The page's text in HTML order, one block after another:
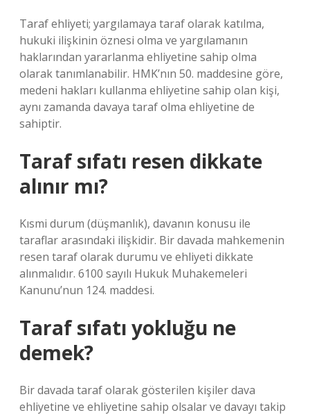
Taraf ehliyeti; yargılamaya taraf olarak katılma,
hukuki ilişkinin öznesi olma ve yargılamanın
haklarından yararlanma ehliyetine sahip olma
olarak tanımlanabilir. HMK’nın 50. maddesine göre,
medeni hakları kullanma ehliyetine sahip olan kişi,
aynı zamanda davaya taraf olma ehliyetine de
sahiptir.
Taraf sıfatı resen dikkate
alınır mı?
Kısmi durum (düşmanlık), davanın konusu ile
taraflar arasındaki ilişkidir. Bir davada mahkemenin
resen taraf olarak durumu ve ehliyeti dikkate
alınmalıdır. 6100 sayılı Hukuk Muhakemeleri
Kanunu’nun 124. maddesi.
Taraf sıfatı yokluğu ne
demek?
Bir davada taraf olarak gösterilen kişiler dava
ehliyetine ve ehliyetine sahip olsalar ve davayı takip